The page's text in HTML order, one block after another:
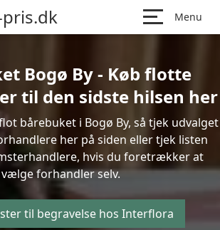
Menu
Bogø By - Køb flotte
til den sidste hilsen her
bårebuket i Bogø By, så tjek udvalget
her på siden eller tjek listen
hvis du foretrækker at
vælge forhandler selv.
til begravelse hos Interflora